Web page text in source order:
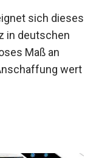
sich dieses
in deutschen
Maß an
wert